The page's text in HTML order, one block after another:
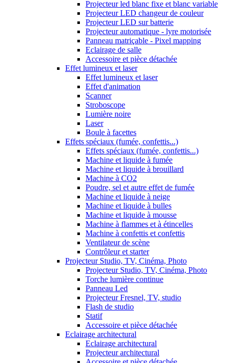
Projecteur led blanc fixe et blanc variable
Projecteur LED changeur de couleur
Projecteur LED sur batterie
Projecteur automatique - lyre motorisée
Panneau matriçable - Pixel mapping
Eclairage de salle
Accessoire et pièce détachée
Effet lumineux et laser
Effet lumineux et laser
Effet d'animation
Scanner
Stroboscope
Lumière noire
Laser
Boule à facettes
Effets spéciaux (fumée, confettis...)
Effets spéciaux (fumée, confettis...)
Machine et liquide à fumée
Machine et liquide à brouillard
Machine à CO2
Poudre, sel et autre effet de fumée
Machine et liquide à neige
Machine et liquide à bulles
Machine et liquide à mousse
Machine à flammes et à étincelles
Machine à confettis et confettis
Ventilateur de scène
Contrôleur et starter
Projecteur Studio, TV, Cinéma, Photo
Projecteur Studio, TV, Cinéma, Photo
Torche lumière continue
Panneau Led
Projecteur Fresnel, TV, studio
Flash de studio
Statif
Accessoire et pièce détachée
Eclairage architectural
Eclairage architectural
Projecteur architectural